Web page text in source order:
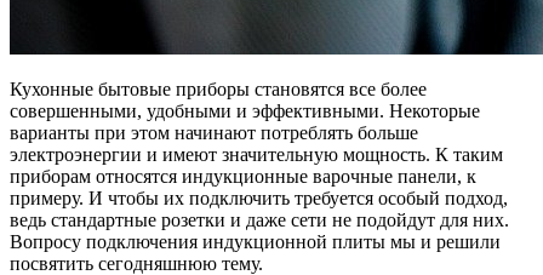
Кухонные бытовые приборы становятся все более
совершенными, удобными и эффективными. Некоторые
варианты при этом начинают потреблять больше
электроэнергии и имеют значительную мощность. К таким
приборам относятся индукционные варочные панели, к
примеру. И чтобы их подключить требуется особый подход,
ведь стандартные розетки и даже сети не подойдут для них.
Вопросу подключения индукционной плиты мы и решили
посвятить сегодняшнюю тему.